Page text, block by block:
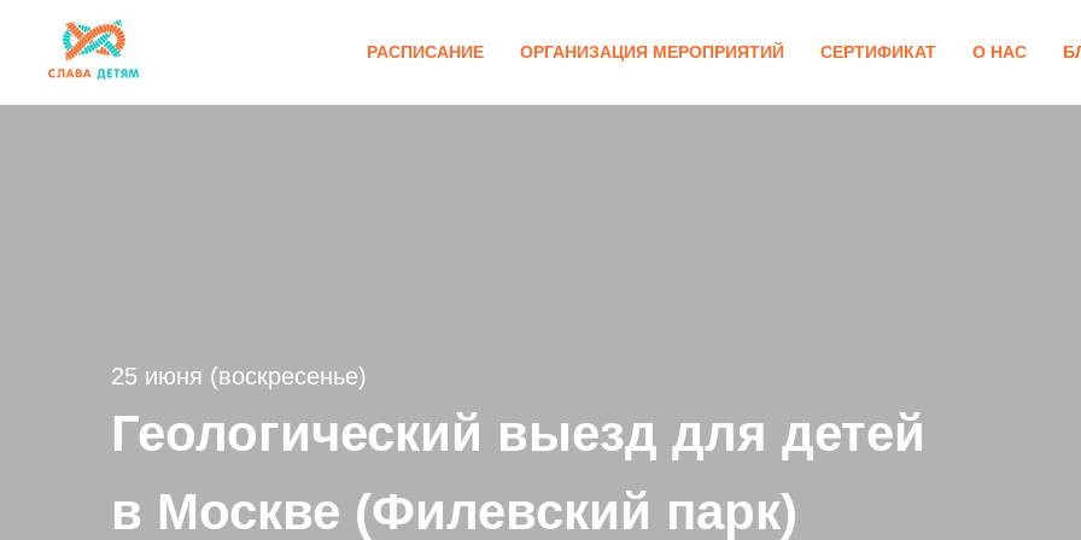
РАСПИСАНИЕ ОРГАНИЗАЦИЯ МЕРОПРИЯТИЙ СЕРТИФИКАТ О НАС
Геологический выезд для детей
в Москве (Филевский парк)
25 июня (воскресенье)